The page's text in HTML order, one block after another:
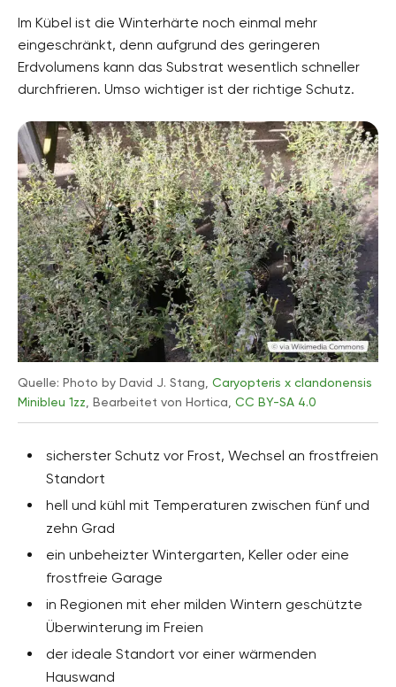
Im Kübel ist die Winterhärte noch einmal mehr
eingeschränkt, denn aufgrund des geringeren
Erdvolumens kann das Substrat wesentlich schneller
durchfrieren. Umso wichtiger ist der richtige Schutz.
Quelle: Photo by David J. Stang, Caryopteris x clandonensis
Minibleu 1zz , Bearbeitet von Hortica, CC BY-SA 4.0
sicherster Schutz vor Frost, Wechsel an frostfreien
Standort
hell und kühl mit Temperaturen zwischen fünf und
zehn Grad
ein unbeheizter Wintergarten, Keller oder eine
frostfreie Garage
in Regionen mit eher milden Wintern geschützte
Überwinterung im Freien
der ideale Standort vor einer wärmenden
Hauswand